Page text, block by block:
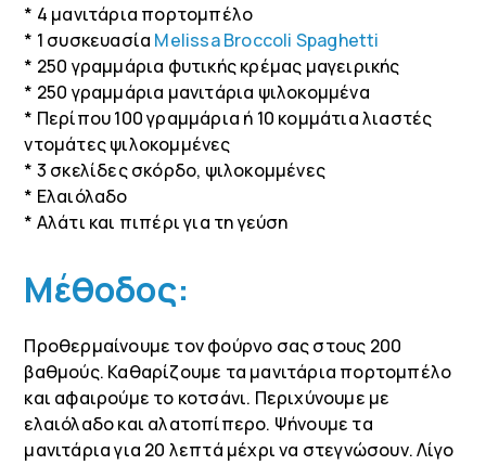
* 4 μανιτάρια πορτομπέλο
* 1 συσκευασία Melissa Broccoli Spaghetti
* 250 γραμμάρια φυτικής κρέμας μαγειρικής
* 250 γραμμάρια μανιτάρια ψιλοκομμένα
* Περίπου 100 γραμμάρια ή 10 κομμάτια λιαστές
ντομάτες ψιλοκομμένες
* 3 σκελίδες σκόρδο, ψιλοκομμένες
* Ελαιόλαδο
* Αλάτι και πιπέρι για τη γεύση
Μέθοδος:
Προθερμαίνουμε τον φούρνο σας στους 200
βαθμούς. Καθαρίζουμε τα μανιτάρια πορτομπέλο
και αφαιρούμε το κοτσάνι. Περιχύνουμε με
ελαιόλαδο και αλατοπίπερο. Ψήνουμε τα
μανιτάρια για 20 λεπτά μέχρι να στεγνώσουν. Λίγο